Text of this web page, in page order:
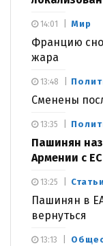
Мир
Францию
жара
14:01
Сменены
13:48
Пашинян
Армении с ЕС
13:35
Пашинян в
вернуться
13:25
13:13